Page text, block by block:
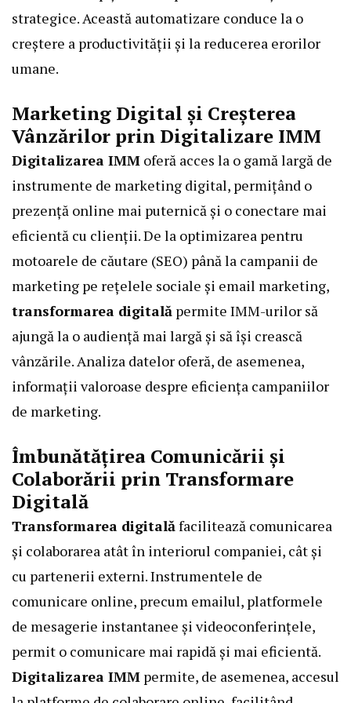
strategice. Această automatizare conduce la o
creștere a productivității și la reducerea erorilor
umane.
Marketing Digital și Creșterea
Vânzărilor prin Digitalizare IMM
Digitalizarea IMM oferă acces la o gamă largă de
instrumente de marketing digital, permițând o
prezență online mai puternică și o conectare mai
eficientă cu clienții. De la optimizarea pentru
motoarele de căutare (SEO) până la campanii de
marketing pe rețelele sociale și email marketing,
transformarea digitală permite IMM-urilor să
ajungă la o audiență mai largă și să își crească
vânzările. Analiza datelor oferă, de asemenea,
informații valoroase despre eficiența campaniilor
de marketing.
Îmbunătățirea Comunicării și
Colaborării prin Transformare
Digitală
Transformarea digitalăfacilitează comunicarea
și colaborarea atât în interiorul companiei, cât și
cu partenerii externi. Instrumentele de
comunicare online, precum emailul, platformele
de mesagerie instantanee și videoconferințele,
permit o comunicare mai rapidă și mai eficientă.
Digitalizarea IMM permite, de asemenea, accesul